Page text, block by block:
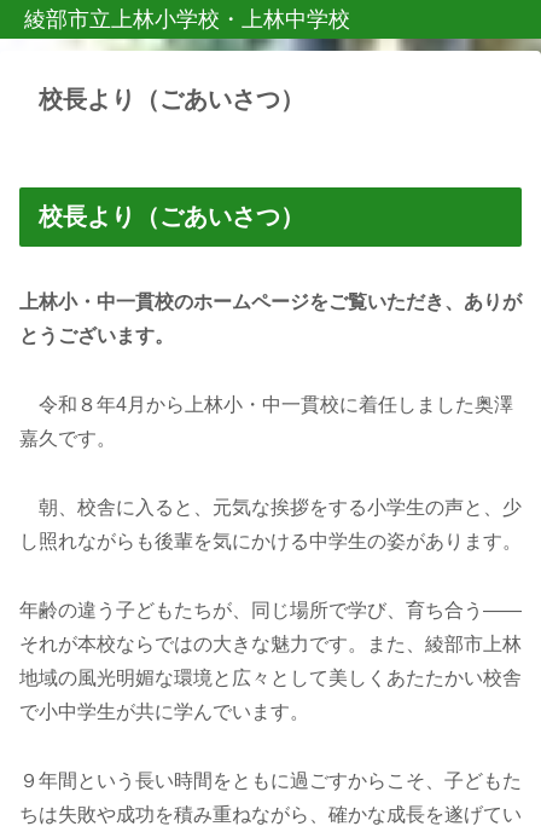
綾部市立上林小学校・上林中学校
校長より（ごあいさつ）
校長より（ごあいさつ）
上林小・中一貫校のホームページをご覧いただき、ありが
とうございます。
令和８年4月から上林小・中一貫校に着任しました奥澤
嘉久です。
朝、校舎に入ると、元気な挨拶をする小学生の声と、少
し照れながらも後輩を気にかける中学生の姿があります。
年齢の違う子どもたちが、同じ場所で学び、育ち合う――
それが本校ならではの大きな魅力です。また、綾部市上林
地域の風光明媚な環境と広々として美しくあたたかい校舎
で小中学生が共に学んでいます。
９年間という長い時間をともに過ごすからこそ、子どもた
ちは失敗や成功を積み重ねながら、確かな成長を遂げてい